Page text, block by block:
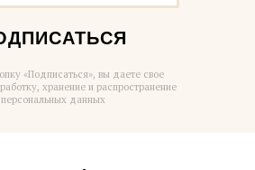
«Подписаться», вы даете свое
хранение и распространение
персональных данных